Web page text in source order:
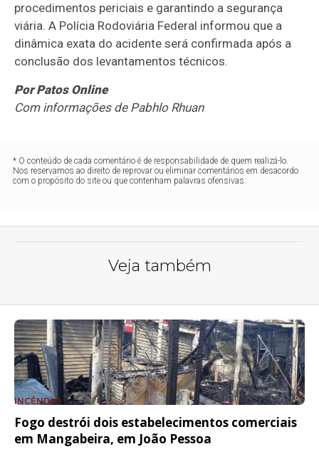
procedimentos periciais e garantindo a segurança
viária. A Polícia Rodoviária Federal informou que a
dinâmica exata do acidente será confirmada após a
conclusão dos levantamentos técnicos.
Por Patos Online
Com informações de Pabhlo Rhuan
* O conteúdo de cada comentário é de responsabilidade de quem realizá-lo.
Nos reservamos ao direito de reprovar ou eliminar comentários em desacordo
com o propósito do site ou que contenham palavras ofensivas.
Veja também
INCÊNDIO
Fogo destrói dois estabelecimentos comerciais
em Mangabeira, em João Pessoa